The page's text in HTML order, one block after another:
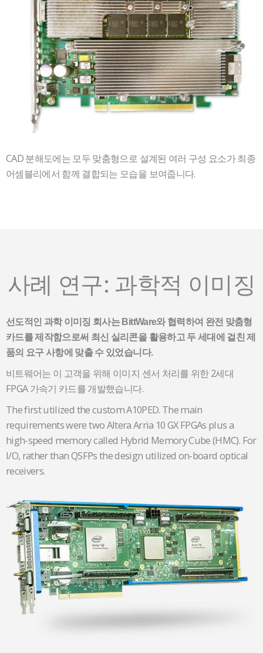
CAD 분해도에는 모두 맞춤형으로 설계된 여러 구성 요소가 최종
어셈블리에서 함께 결합되는 모습을 보여줍니다.
사례 연구: 과학적 이미징
선도적인 과학 이미징 회사는 BittWare와 협력하여 완전 맞춤형
카드를 제작함으로써 최신 실리콘을 활용하고 두 세대에 걸친 제
품의 요구 사항에 맞출 수 있었습니다.
비트웨어는 이 고객을 위해 이미지 센서 처리를 위한 2세대
FPGA 가속기 카드를 개발했습니다.
The first utilized the custom A10PED. The main
requirements were two Altera Arria 10 GX FPGAs plus a
high-speed memory called Hybrid Memory Cube (HMC). For
I/O, rather than QSFPs the design utilized on-board optical
receivers.